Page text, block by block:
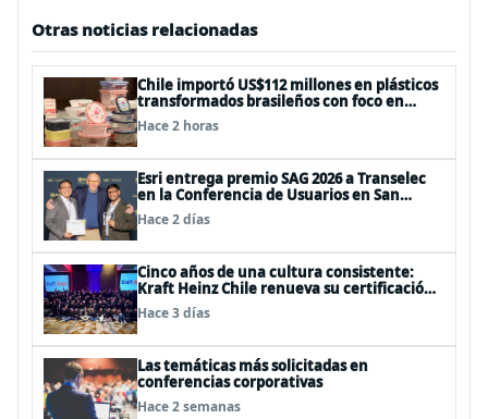
Otras noticias relacionadas
Chile importó US$112 millones en plásticos
transformados brasileños con foco en
innovación y sostenibilidad
Hace 2 horas
Esri entrega premio SAG 2026 a Transelec
en la Conferencia de Usuarios en San
Diego, Estados Unidos
Hace 2 días
Cinco años de una cultura consistente:
Kraft Heinz Chile renueva su certificación
Great Place to Work
Hace 3 días
Las temáticas más solicitadas en
conferencias corporativas
Hace 2 semanas